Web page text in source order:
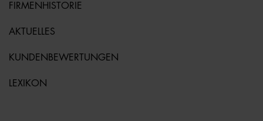
FIRMENHISTORIE
AKTUELLES
KUNDENBEWERTUNGEN
LEXIKON